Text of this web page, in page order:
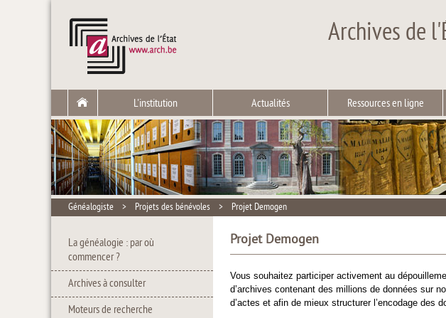
Archives de
L'institution Actualités Ressources en ligne
Généalogiste > Projets des bénévoles > Projet Demogen
La généalogie : par où
commencer ?
Archives à consulter
Moteurs de recherche
Projet Demogen
Vous souhaitez participer activement au
d’archives contenant des millions de données sur
d’actes et afin de mieux structurer l’encodage des